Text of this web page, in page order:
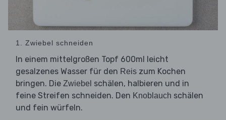
1. Zwiebel schneiden
In einem mittelgroßen Topf 600ml leicht
gesalzenes Wasser für den Reis zum Kochen
bringen. Die Zwiebel schälen, halbieren und in
feine Streifen schneiden. Den Knoblauch schälen
und fein würfeln.